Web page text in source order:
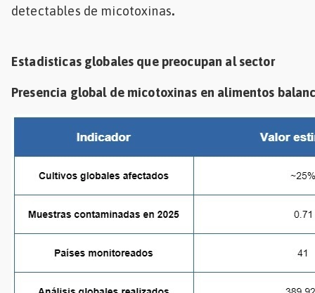
detectables de micotoxinas.
Estadisticas globales que preocupan al sector
Presencia global de micotoxinas en alimentos